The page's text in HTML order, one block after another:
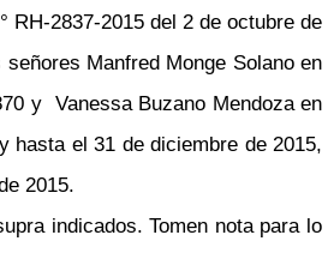
2837-2015 del 2 de octubre de
Manfred Monge Solano en
y Vanessa Buzano Mendoza en
hasta el 31 de diciembre de 2015,
2015.
indicados. Tomen nota para lo